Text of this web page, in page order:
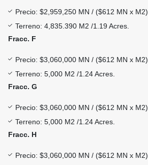
Precio: $2,959,250 MN / ($612 MN x M2)
Terreno: 4,835.390 M2 /1.19 Acres.
Fracc. F
Precio: $3,060,000 MN / ($612 MN x M2)
Terreno: 5,000 M2 /1.24 Acres.
Fracc. G
Precio: $3,060,000 MN / ($612 MN x M2)
Terreno: 5,000 M2 /1.24 Acres.
Fracc. H
Precio: $3,060,000 MN / ($612 MN x M2)